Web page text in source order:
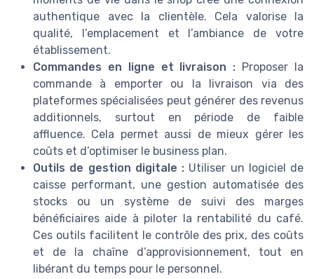
authentique avec la clientèle. Cela valorise la
qualité, l’emplacement et l’ambiance de votre
établissement.
Commandes en ligne et livraison : Proposer la
commande à emporter ou la livraison via des
plateformes spécialisées peut générer des revenus
additionnels, surtout en période de faible
affluence. Cela permet aussi de mieux gérer les
coûts et d’optimiser le business plan.
Outils de gestion digitale : Utiliser un logiciel de
caisse performant, une gestion automatisée des
stocks ou un système de suivi des marges
bénéficiaires aide à piloter la rentabilité du café.
Ces outils facilitent le contrôle des prix, des coûts
et de la chaîne d’approvisionnement, tout en
libérant du temps pour le personnel.